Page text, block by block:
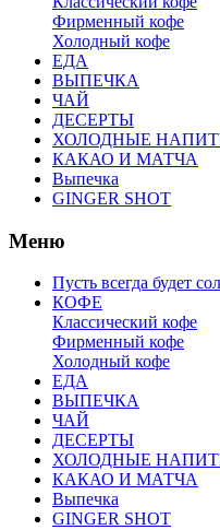
Фирменный кофе
Холодный кофе
ЕДА
ВЫПЕЧКА
ЧАЙ
ДЕСЕРТЫ
ХОЛОДНЫЕ
КАКАО И МАТЧА
Выпечка
GINGER SHOT
Меню
Пусть всегда будет
КОФЕ
Классический кофе
Фирменный кофе
Холодный кофе
ЕДА
ВЫПЕЧКА
ЧАЙ
ДЕСЕРТЫ
ХОЛОДНЫЕ
КАКАО И МАТЧА
Выпечка
GINGER SHOT